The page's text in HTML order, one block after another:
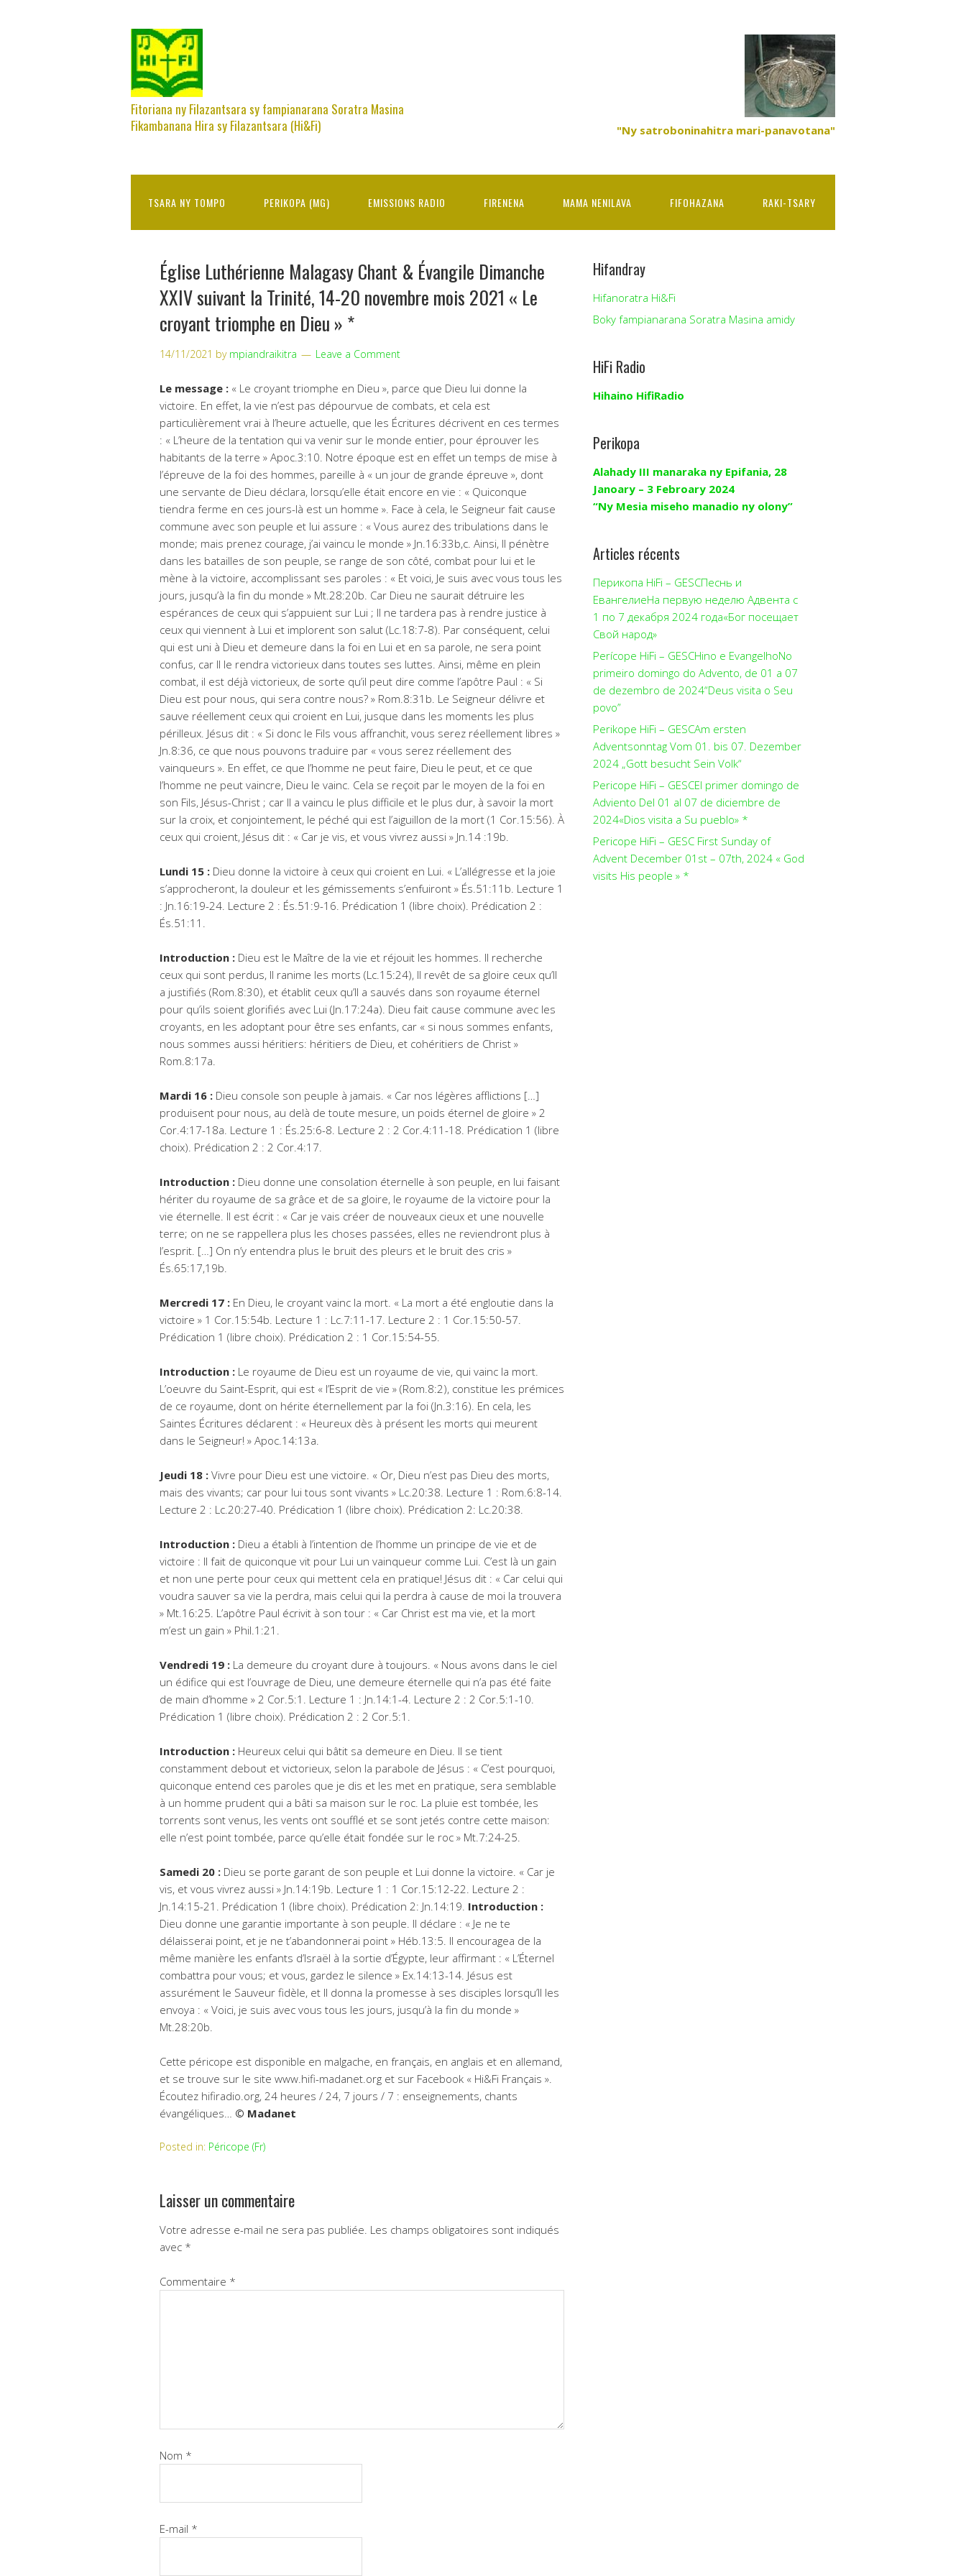
Fitoriana ny Filazantsara sy fampianarana Soratra Masina
Fikambanana Hira sy Filazantsara (Hi&Fi)
"Ny satroboninahitra mari-panavotana"
TSARA NY TOMPO PERIKOPA (MG) EMISSIONS RADIO FIRENENA MAMA NENILAVA FIFOHAZANA RAKI-TSARY
Église Luthérienne Malagasy Chant & Évangile Dimanche
XXIV suivant la Trinité, 14-20 novembre mois 2021 « Le
croyant triomphe en Dieu » *
14/11/2021 by mpiandraikitra Leave a Comment
Le message : « Le croyant triomphe en Dieu », parce que Dieu lui donne la
victoire. En effet, la vie n’est pas dépourvue de combats, et cela est
particulièrement vrai à l’heure actuelle, que les Écritures décrivent en ces termes
: « L’heure de la tentation qui va venir sur le monde entier, pour éprouver les
habitants de la terre » Apoc.3:10. Notre époque est en effet un temps de mise à
l’épreuve de la foi des hommes, pareille à « un jour de grande épreuve », dont
une servante de Dieu déclara, lorsqu’elle était encore en vie : « Quiconque
tiendra ferme en ces jours-là est un homme ». Face à cela, le Seigneur fait cause
commune avec son peuple et lui assure : « Vous aurez des tribulations dans le
monde; mais prenez courage, j’ai vaincu le monde » Jn.16:33b,c. Ainsi, Il pénètre
dans les batailles de son peuple, se range de son côté, combat pour lui et le
mène à la victoire, accomplissant ses paroles : « Et voici, Je suis avec vous tous les
jours, jusqu’à la fin du monde » Mt.28:20b. Car Dieu ne saurait détruire les
espérances de ceux qui s’appuient sur Lui ; Il ne tardera pas à rendre justice à
ceux qui viennent à Lui et implorent son salut (Lc.18:7-8). Par conséquent, celui
qui est uni à Dieu et demeure dans la foi en Lui et en sa parole, ne sera point
confus, car Il le rendra victorieux dans toutes ses luttes. Ainsi, même en plein
combat, il est déjà victorieux, de sorte qu’il peut dire comme l’apôtre Paul : « Si
Dieu est pour nous, qui sera contre nous? » Rom.8:31b. Le Seigneur délivre et
sauve réellement ceux qui croient en Lui, jusque dans les moments les plus
périlleux. Jésus dit : « Si donc le Fils vous affranchit, vous serez réellement libres »
Jn.8:36, ce que nous pouvons traduire par « vous serez réellement des
vainqueurs ». En effet, ce que l’homme ne peut faire, Dieu le peut, et ce que
l’homme ne peut vaincre, Dieu le vainc. Cela se reçoit par le moyen de la foi en
son Fils, Jésus-Christ ; car Il a vaincu le plus difficile et le plus dur, à savoir la mort
sur la croix, et conjointement, le péché qui est l’aiguillon de la mort (1 Cor.15:56). À
ceux qui croient, Jésus dit : « Car je vis, et vous vivrez aussi » Jn.14 :19b.
Lundi 15 : Dieu donne la victoire à ceux qui croient en Lui. « L’allégresse et la joie
s’approcheront, la douleur et les gémissements s’enfuiront » És.51:11b. Lecture 1
: Jn.16:19-24. Lecture 2 : És.51:9-16. Prédication 1 (libre choix). Prédication 2 :
És.51:11.
Introduction : Dieu est le Maître de la vie et réjouit les hommes. Il recherche
ceux qui sont perdus, Il ranime les morts (Lc.15:24), Il revêt de sa gloire ceux qu’Il
a justifiés (Rom.8:30), et établit ceux qu’Il a sauvés dans son royaume éternel
pour qu’ils soient glorifiés avec Lui (Jn.17:24a). Dieu fait cause commune avec les
croyants, en les adoptant pour être ses enfants, car « si nous sommes enfants,
nous sommes aussi héritiers: héritiers de Dieu, et cohéritiers de Christ »
Rom.8:17a.
Mardi 16 : Dieu console son peuple à jamais. « Car nos légères afflictions […]
produisent pour nous, au delà de toute mesure, un poids éternel de gloire » 2
Cor.4:17-18a. Lecture 1 : És.25:6-8. Lecture 2 : 2 Cor.4:11-18. Prédication 1 (libre
choix). Prédication 2 : 2 Cor.4:17.
Introduction : Dieu donne une consolation éternelle à son peuple, en lui faisant
hériter du royaume de sa grâce et de sa gloire, le royaume de la victoire pour la
vie éternelle. Il est écrit : « Car je vais créer de nouveaux cieux et une nouvelle
terre; on ne se rappellera plus les choses passées, elles ne reviendront plus à
l’esprit. […] On n’y entendra plus le bruit des pleurs et le bruit des cris »
És.65:17,19b.
Mercredi 17 : En Dieu, le croyant vainc la mort. « La mort a été engloutie dans la
victoire » 1 Cor.15:54b. Lecture 1 : Lc.7:11-17. Lecture 2 : 1 Cor.15:50-57.
Prédication 1 (libre choix). Prédication 2 : 1 Cor.15:54-55.
Introduction : Le royaume de Dieu est un royaume de vie, qui vainc la mort.
L’oeuvre du Saint-Esprit, qui est « l’Esprit de vie » (Rom.8:2), constitue les prémices
de ce royaume, dont on hérite éternellement par la foi (Jn.3:16). En cela, les
Saintes Écritures déclarent : « Heureux dès à présent les morts qui meurent
dans le Seigneur! » Apoc.14:13a.
Jeudi 18 : Vivre pour Dieu est une victoire. « Or, Dieu n’est pas Dieu des morts,
mais des vivants; car pour lui tous sont vivants » Lc.20:38. Lecture 1 : Rom.6:8-14.
Lecture 2 : Lc.20:27-40. Prédication 1 (libre choix). Prédication 2: Lc.20:38.
Introduction : Dieu a établi à l’intention de l’homme un principe de vie et de
victoire : Il fait de quiconque vit pour Lui un vainqueur comme Lui. C’est là un gain
et non une perte pour ceux qui mettent cela en pratique! Jésus dit : « Car celui qui
voudra sauver sa vie la perdra, mais celui qui la perdra à cause de moi la trouvera
» Mt.16:25. L’apôtre Paul écrivit à son tour : « Car Christ est ma vie, et la mort
m’est un gain » Phil.1:21.
Vendredi 19 : La demeure du croyant dure à toujours. « Nous avons dans le ciel
un édifice qui est l’ouvrage de Dieu, une demeure éternelle qui n’a pas été faite
de main d’homme » 2 Cor.5:1. Lecture 1 : Jn.14:1-4. Lecture 2 : 2 Cor.5:1-10.
Prédication 1 (libre choix). Prédication 2 : 2 Cor.5:1.
Introduction : Heureux celui qui bâtit sa demeure en Dieu. Il se tient
constamment debout et victorieux, selon la parabole de Jésus : « C’est pourquoi,
quiconque entend ces paroles que je dis et les met en pratique, sera semblable
à un homme prudent qui a bâti sa maison sur le roc. La pluie est tombée, les
torrents sont venus, les vents ont soufflé et se sont jetés contre cette maison:
elle n’est point tombée, parce qu’elle était fondée sur le roc » Mt.7:24-25.
Samedi 20 : Dieu se porte garant de son peuple et Lui donne la victoire. « Car je
vis, et vous vivrez aussi » Jn.14:19b. Lecture 1 : 1 Cor.15:12-22. Lecture 2 :
Jn.14:15-21. Prédication 1 (libre choix). Prédication 2: Jn.14:19. Introduction :
Dieu donne une garantie importante à son peuple. Il déclare : « Je ne te
délaisserai point, et je ne t’abandonnerai point » Héb.13:5. Il encouragea de la
même manière les enfants d’Israël à la sortie d’Égypte, leur affirmant : « L’Éternel
combattra pour vous; et vous, gardez le silence » Ex.14:13-14. Jésus est
assurément le Sauveur fidèle, et Il donna la promesse à ses disciples lorsqu’Il les
envoya : « Voici, je suis avec vous tous les jours, jusqu’à la fin du monde »
Mt.28:20b.
Cette péricope est disponible en malgache, en français, en anglais et en allemand,
et se trouve sur le site www.hifi-madanet.org et sur Facebook « Hi&Fi Français ».
Écoutez hifiradio.org, 24 heures / 24, 7 jours / 7 : enseignements, chants
évangéliques… © Madanet
Posted in: Péricope (Fr)
Laisser un commentaire
Votre adresse e-mail ne sera pas publiée. Les champs obligatoires sont indiqués
avec *
Commentaire *
Nom *
E-mail *
Hifandray
Hifanoratra Hi&Fi
Boky fampianarana Soratra Masina amidy
HiFi Radio
Hihaino HifiRadio
Perikopa
Alahady III manaraka ny Epifania, 28
Janoary – 3 Febroary 2024
“Ny Mesia miseho manadio ny olony”
Articles récents
Перикопа HiFi – GESCПеснь и
ЕвангелиеНа первую неделю Адвента с
1 по 7 декабря 2024 года«Бог посещает
Свой народ»
Perícope HiFi – GESCHino e EvangelhoNo
primeiro domingo do Advento, de 01 a 07
de dezembro de 2024“Deus visita o Seu
povo”
Perikope HiFi – GESCAm ersten
Adventsonntag Vom 01. bis 07. Dezember
2024 „Gott besucht Sein Volk“
Pericope HiFi – GESCEl primer domingo de
Adviento Del 01 al 07 de diciembre de
2024«Dios visita a Su pueblo» *
Pericope HiFi – GESC First Sunday of
Advent December 01st – 07th, 2024 « God
visits His people » *